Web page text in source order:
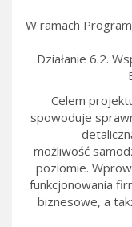
W ramach
Działanie 6.2.
Celem
spowoduje
możliwość
poziomie.
funkcjonowania
biznesowe, a